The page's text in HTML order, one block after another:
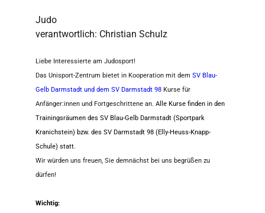
Judo
verantwortlich: Christian Schulz
Liebe Interessierte am Judosport!
Das Unisport-Zentrum bietet in Kooperation mit dem SV Blau-
Gelb Darmstadt und dem SV Darmstadt 98 Kurse für
Anfänger:innen und Fortgeschrittene an. Alle Kurse finden in den
Trainingsräumen des SV Blau-Gelb Darmstadt (Sportpark
Kranichstein) bzw. des SV Darmstadt 98 (Elly-Heuss-Knapp-
Schule) statt.
Wir würden uns freuen, Sie demnächst bei uns begrüßen zu
dürfen!
Wichtig: